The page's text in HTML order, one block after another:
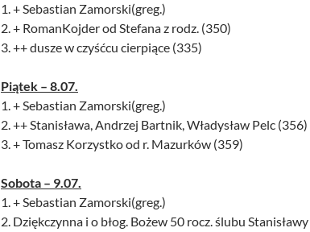
1. + Sebastian Zamorski(greg.)
2. + RomanKojder od Stefana z rodz. (350)
3. ++ dusze w czyśćcu cierpiące (335)
Piątek – 8.07.
1. + Sebastian Zamorski(greg.)
2. ++ Stanisława, Andrzej Bartnik, Władysław Pelc (356)
3. + Tomasz Korzystko od r. Mazurków (359)
Sobota – 9.07.
1. + Sebastian Zamorski(greg.)
2. Dziękczynna i o błog. Bożew 50 rocz. ślubu